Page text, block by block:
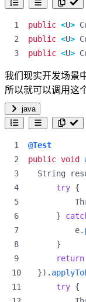
public <U>
public <U>
public <U>
我们现实开发场景
所以就可以调用这
java
@Test
public void
String
try {
}
e.
}
return
}).
try {